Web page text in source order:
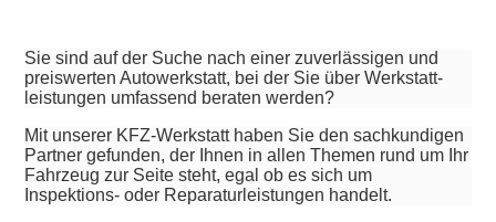
Sie sind auf der Suche nach einer zuverlässigen und
preiswerten Autowerkstatt, bei der Sie über Werkstatt­
leistungen umfassend beraten werden?
Mit unserer KFZ-Werkstatt haben Sie den sachkundigen
Partner gefunden, der Ihnen in allen Themen rund um Ihr
Fahrzeug zur Seite steht, egal ob es sich um
Inspektions- oder Reparaturleistungen handelt.